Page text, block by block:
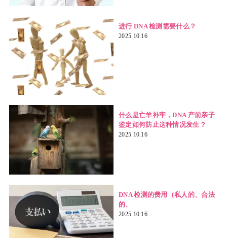
进行 DNA 检测需要什么？
2025.10.16
什么是亡羊补牢，DNA 产前亲子
鉴定如何防止这种情况发生？
2025.10.16
DNA 检测的费用（私人的、合法
的、
2025.10.16